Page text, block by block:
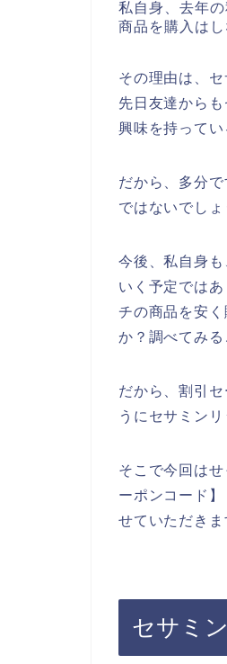
私自身、去年
商品を購入は
その理由は、
先日友達から
興味を持ってい
だから、多分
ではないでしょ
今後、私自身
いく予定では
チの商品を安
か？調べてみる
だから、割引
うにセサミン
そこで今回は
ーポンコード
せていただきま
セサミ